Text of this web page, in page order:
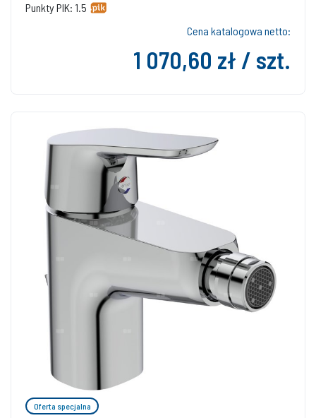
Punkty PIK: 1.5
Cena katalogowa netto:
1 070,60 zł / szt.
Oferta specjalna